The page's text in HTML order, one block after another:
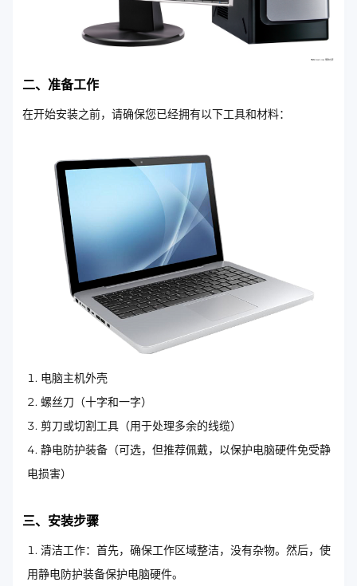
二、准备工作
在开始安装之前，请确保您已经拥有以下工具和材料：
电脑主机外壳
螺丝刀（十字和一字）
剪刀或切割工具（用于处理多余的线缆）
静电防护装备（可选，但推荐佩戴，以保护电脑硬件免受静
电损害）
三、安装步骤
清洁工作：首先，确保工作区域整洁，没有杂物。然后，使
用静电防护装备保护电脑硬件。